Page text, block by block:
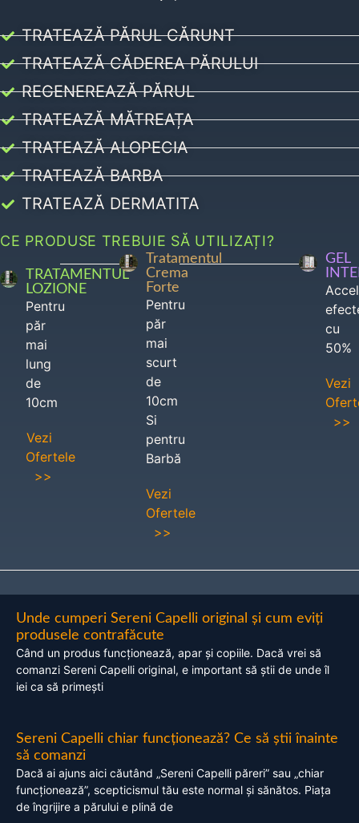
TRATEAZĂ PĂRUL CĂRUNT
TRATEAZĂ CĂDEREA PĂRULUI
REGENEREAZĂ PĂRUL
TRATEAZĂ MĂTREAȚA
TRATEAZĂ ALOPECIA
TRATEAZĂ BARBA
TRATEAZĂ DERMATITA
CE PRODUSE TREBUIE SĂ UTILIZAȚI?
TRATAMENTUL
LOZIONE
Pentru
păr
mai
lung
de
10cm
Vezi
Ofertele
>>
Tratamentul
Crema
Forte
Pentru
păr
mai
scurt
de
10cm
Si
pentru
Barbă
Vezi
Ofertele
>>
GEL
cu
50%
Vezi
>>
Unde cumperi Sereni Capelli original și cum eviți
produsele contrafăcute
Când un produs funcționează, apar și copiile. Dacă vrei să
comanzi Sereni Capelli original, e important să știi de unde îl
iei ca să primești
Sereni Capelli chiar funcționează? Ce să știi înainte
să comanzi
Dacă ai ajuns aici căutând „Sereni Capelli păreri” sau „chiar
funcționează”, scepticismul tău este normal și sănătos. Piața
de îngrijire a părului e plină de